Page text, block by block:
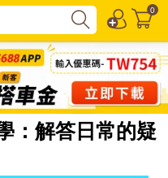
0
：解答日常的疑